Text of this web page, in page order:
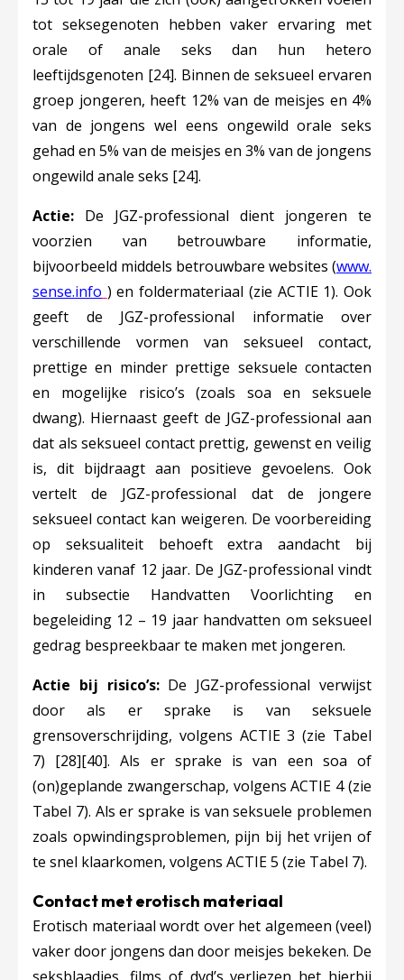
tot seksegenoten hebben vaker ervaring met
orale of anale seks dan hun hetero
leeftijdsgenoten [24]. Binnen de seksueel ervaren
groep jongeren, heeft 12% van de meisjes en 4%
van de jongens wel eens ongewild orale seks
gehad en 5% van de meisjes en 3% van de jongens
ongewild anale seks [24].
Actie: De JGZ-professional dient jongeren te
voorzien van betrouwbare informatie,
bijvoorbeeld middels betrouwbare websites (www.
sense.info Deze linkt opent in een nieuw tabblad
) en foldermateriaal (zie ACTIE 1). Ook
geeft de JGZ-professional informatie over
verschillende vormen van seksueel contact,
prettige en minder prettige seksuele contacten
en mogelijke risico’s (zoals soa en seksuele
dwang). Hiernaast geeft de JGZ-professional aan
dat als seksueel contact prettig, gewenst en veilig
is, dit bijdraagt aan positieve gevoelens. Ook
vertelt de JGZ-professional dat de jongere
seksueel contact kan weigeren. De voorbereiding
op seksualiteit behoeft extra aandacht bij
kinderen vanaf 12 jaar. De JGZ-professional vindt
in subsectie Handvatten Voorlichting en
begeleiding 12 – 19 jaar handvatten om seksueel
gedrag bespreekbaar te maken met jongeren.
Actie bij risico’s:De JGZ-professional verwijst
door als er sprake is van seksuele
grensoverschrijding, volgens ACTIE 3 (zie Tabel
7) [28][40]. Als er sprake is van een soa of
(on)geplande zwangerschap, volgens ACTIE 4 (zie
Tabel 7). Als er sprake is van seksuele problemen
zoals opwindingsproblemen, pijn bij het vrijen of
te snel klaarkomen, volgens ACTIE 5 (zie Tabel 7).
Contact met erotisch materiaal
Erotisch materiaal wordt over het algemeen (veel)
vaker door jongens dan door meisjes bekeken. De